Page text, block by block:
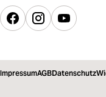
ImpressumAGBDatenschutz